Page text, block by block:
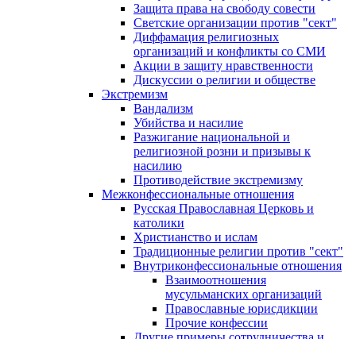
Защита права на свободу совести
Светские организации против "сект"
Диффамация религиозных
организаций и конфликты со СМИ
Акции в защиту нравственности
Дискуссии о религии и обществе
Экстремизм
Вандализм
Убийства и насилие
Разжигание национальной и
религиозной розни и призывы к
насилию
Противодействие экстремизму
Межконфессиональные отношения
Русская Православная Церковь и
католики
Христианство и ислам
Традиционные религии против "сект"
Внутриконфессиональные отношения
Взаимоотношения
мусульманских организаций
Православные юрисдикции
Прочие конфессии